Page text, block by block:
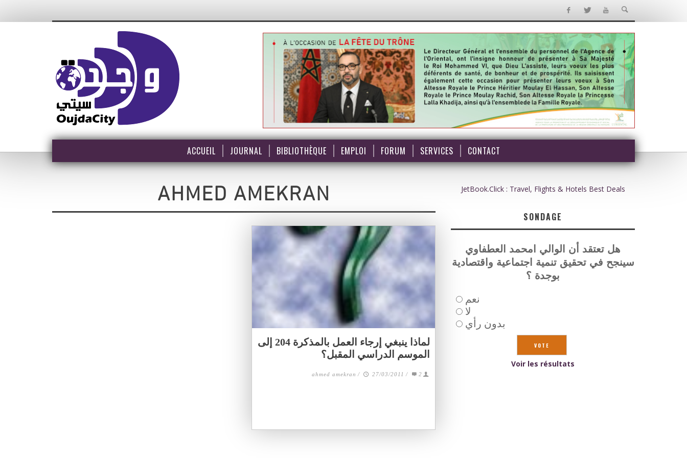
ACCUEIL JOURNAL BIBLIOTHÈQUE EMPLOI FORUM SERVICES CONTACT
AHMED AMEKRAN
لماذا ينبغي إرجاء العمل بالمذكرة 204 إلى
الموسم الدراسي المقبل؟
ahmed amekran / 27/03/2011 / 2
JetBook.Click : Travel, Flights & Hotels Best Deals
SONDAGE
هل تعتقد أن الوالي امحمد العطفاوي
سينجح في تحقيق تنمية اجتماعية واقتصادية
بوجدة ؟
نعم
لا
بدون رأي
Voir les résultats